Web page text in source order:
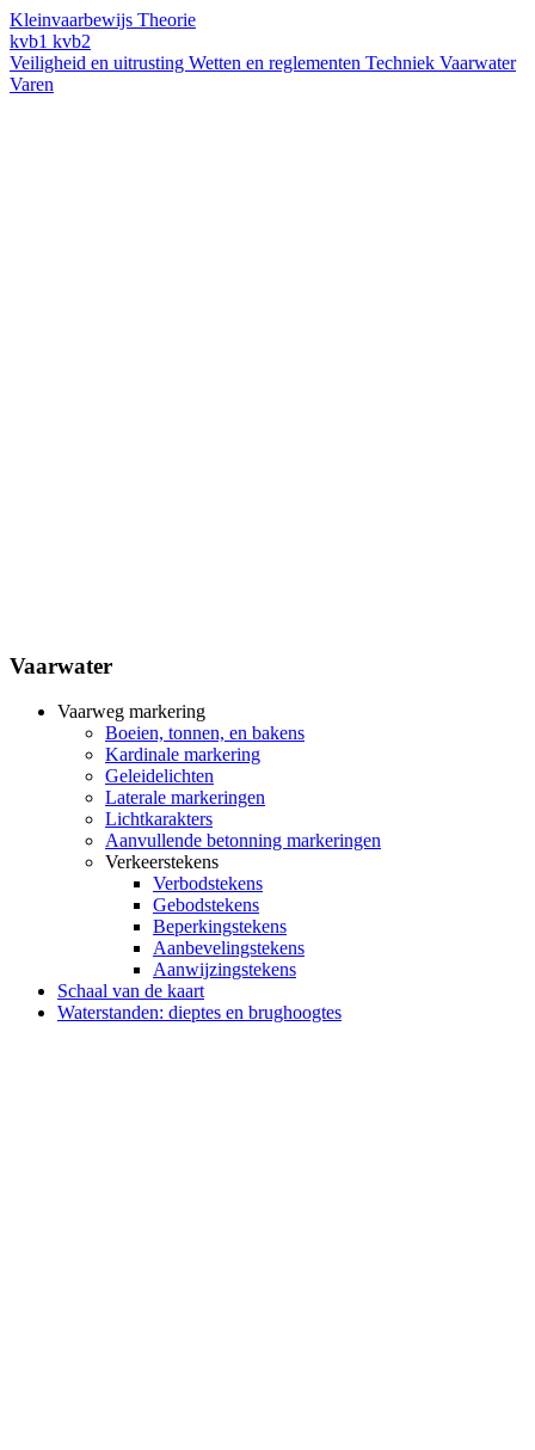
Kleinvaarbewijs Theorie
kvb1 kvb2
Veiligheid en uitrusting Wetten en reglementen Techniek Vaarwater
Varen
Vaarwater
Vaarweg markering
Boeien, tonnen, en bakens
Kardinale markering
Geleidelichten
Laterale markeringen
Lichtkarakters
Aanvullende betonning markeringen
Verkeerstekens
Verbodstekens
Gebodstekens
Beperkingstekens
Aanbevelingstekens
Aanwijzingstekens
Schaal van de kaart
Waterstanden: dieptes en brughoogtes